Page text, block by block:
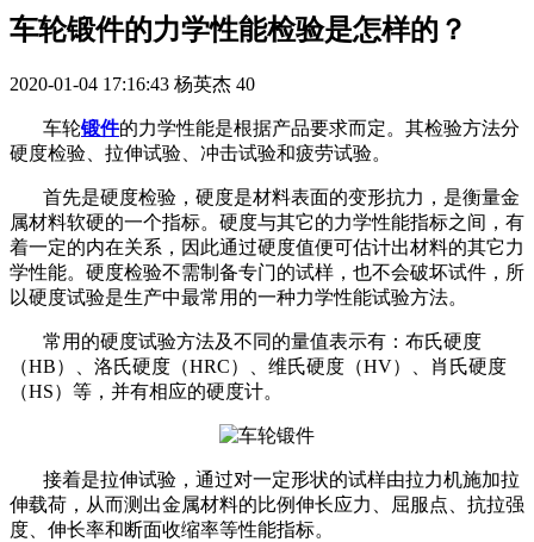
车轮锻件的力学性能检验是怎样的？
2020-01-04 17:16:43 杨英杰 40
车轮锻件的力学性能是根据产品要求而定。其检验方法分
硬度检验、拉伸试验、冲击试验和疲劳试验。
首先是硬度检验，硬度是材料表面的变形抗力，是衡量金
属材料软硬的一个指标。硬度与其它的力学性能指标之间，有
着一定的内在关系，因此通过硬度值便可估计出材料的其它力
学性能。硬度检验不需制备专门的试样，也不会破坏试件，所
以硬度试验是生产中最常用的一种力学性能试验方法。
常用的硬度试验方法及不同的量值表示有：布氏硬度
（HB）、洛氏硬度（HRC）、维氏硬度（HV）、肖氏硬度
（HS）等，并有相应的硬度计。
接着是拉伸试验，通过对一定形状的试样由拉力机施加拉
伸载荷，从而测出金属材料的比例伸长应力、屈服点、抗拉强
度、伸长率和断面收缩率等性能指标。